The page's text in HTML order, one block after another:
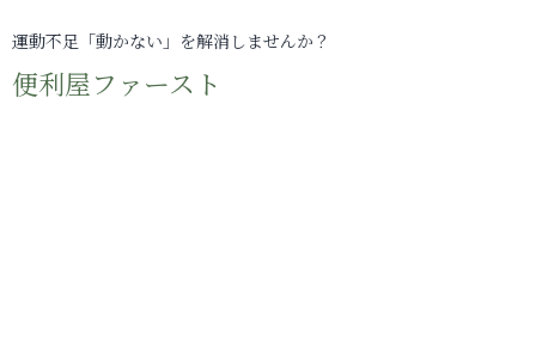
運動不足「動かない」を解消しませんか？
便利屋ファースト